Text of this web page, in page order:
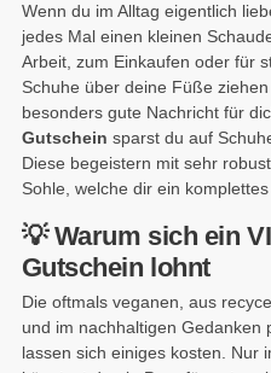
Wenn du im Alltag eigentlich
jedes Mal einen kleinen
Arbeit, zum Einkaufen oder für
Schuhe über deine Füße
besonders gute Nachricht für
Gutschein sparst du auf
Diese begeistern mit sehr
Sohle, welche dir ein
💡 Warum sich ein
Gutschein lohnt
Die oftmals veganen, aus
und im nachhaltigen Gedanken
lassen sich einiges kosten. Nur